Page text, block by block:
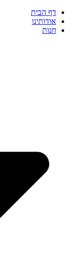
דף הבית
אודותינו
חנות